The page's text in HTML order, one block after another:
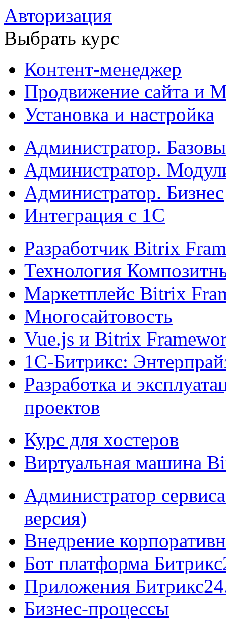
Авторизация
Выбрать курс
Контент-менеджер
Продвижение сайта и
Установка и настройка
Администратор.
Администратор.
Администратор. Бизнес
Интеграция с 1С
Разработчик Bitrix
Технология
Маркетплейс Bitrix
Многосайтовость
Vue.js и Bitrix
1С-Битрикс:
Разработка и
проектов
Курс для хостеров
Виртуальная машина
Администратор
версия)
Внедрение
Бот платформа
Приложения
Бизнес-процессы